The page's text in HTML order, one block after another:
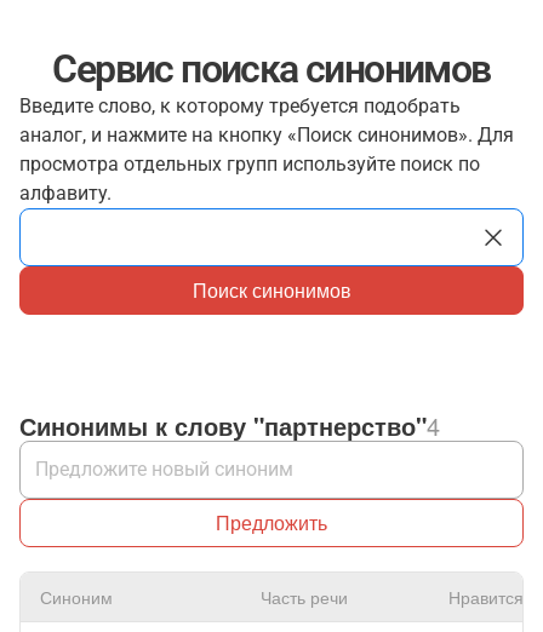
Сервис поиска синонимов
Введите слово, к которому требуется подобрать
аналог, и нажмите на кнопку «Поиск синонимов». Для
просмотра отдельных групп используйте поиск по
алфавиту.
Поиск синонимов
Синонимы к слову "партнерство"4
Предложить
Синоним Часть речи Нравится